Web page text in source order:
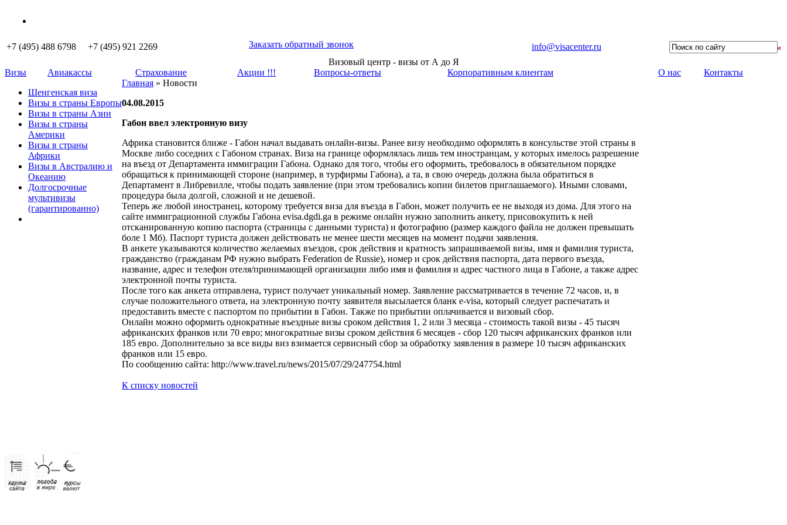
+7 (495) 488 6798 +7 (495) 921 2269 Заказать обратный звонок
info@visacenter.ru
Визовый центр - визы от А до Я
Визы
Авиакассы Страхование Акции !!! Вопросы-ответы Корпоративным клиентам О нас
Контакты
Шенгенская виза
Визы в страны Европы
Визы в страны Азии
Визы в страны
Америки
Визы в страны
Африки
Визы в Австралию и
Океанию
Долгосрочные
мультивизы
(гарантированно)
Главная » Новости
04.08.2015
Габон ввел электронную визу
Африка становится ближе - Габон начал выдавать онлайн-визы. Ранее визу необходимо оформлять в консульстве этой страны в
Москве либо соседних с Габоном странах. Виза на границе оформлялась лишь тем иностранцам, у которых имелось разрешение
на въезд от Департамента иммиграции Габона. Однако для того, чтобы его оформить, требовалось в обязательном порядке
обращаться к принимающей стороне (например, в турфирмы Габона), а та, в свою очередь должна была обратиться в
Департамент в Либревилле, чтобы подать заявление (при этом требовались копии билетов приглашаемого). Иными словами,
процедура была долгой, сложной и не дешевой.
Теперь же любой иностранец, которому требуется виза для въезда в Габон, может получить ее не выходя из дома. Для этого на
сайте иммиграционной службы Габона evisa.dgdi.ga в режиме онлайн нужно заполнить анкету, присовокупить к ней
отсканированную копию паспорта (страницы с данными туриста) и фотографию (размер каждого файла не должен превышать
боле 1 Мб). Паспорт туриста должен действовать не менее шести месяцев на момент подачи заявления.
В анкете указываются количество желаемых въездов, срок действия и кратность запрашиваемой визы, имя и фамилия туриста,
гражданство (гражданам РФ нужно выбрать Federation de Russie), номер и срок действия паспорта, дата первого въезда,
название, адрес и телефон отеля/принимающей организации либо имя и фамилия и адрес частного лица в Габоне, а также адрес
электронной почты туриста.
После того как анкета отправлена, турист получает уникальный номер. Заявление рассматривается в течение 72 часов, и, в
случае положительного ответа, на электронную почту заявителя высылается бланк e-visa, который следует распечатать и
предоставить вместе с паспортом по прибытии в Габон. Также по прибытии оплачивается и визовый сбор.
Онлайн можно оформить однократные въездные визы сроком действия 1, 2 или 3 месяца - стоимость такой визы - 45 тысяч
африканских франков или 70 евро; многократные визы сроком действия 6 месяцев - сбор 120 тысяч африканских франков или
185 евро. Дополнительно за все виды виз взимается сервисный сбор за обработку заявления в размере 10 тысяч африканских
франков или 15 евро.
По сообщению сайта: http://www.travel.ru/news/2015/07/29/247754.html
К списку новостей